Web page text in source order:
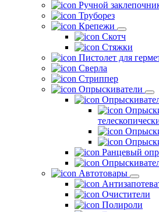
Ручной
Труборез
Крепежи
Скотч
Стяжки
Пистолет для
Сверла
Стриппер
Опрыскиватели
Ранцевый
Автотовары
Очистители
Полироли